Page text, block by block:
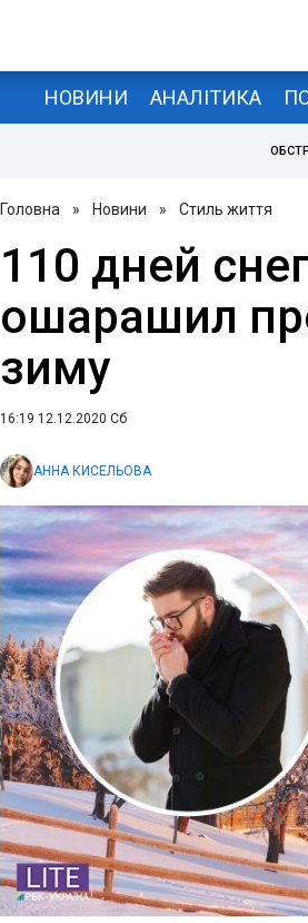
НОВИНИ АНАЛІТИКА
Головна » Новини » Стиль життя
110 дней
ошарашил
зиму
16:19 12.12.2020 Сб
АННА КИСЕЛЬОВА